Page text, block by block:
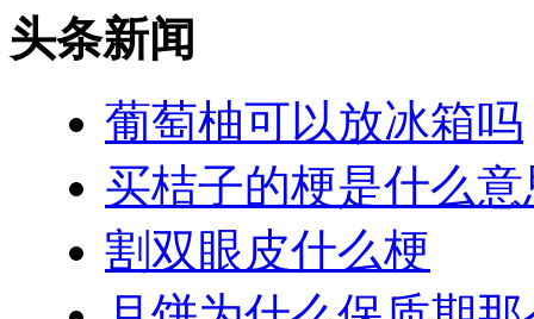
头条新闻
葡萄柚可以放冰箱吗
买桔子的梗是什么意
割双眼皮什么梗